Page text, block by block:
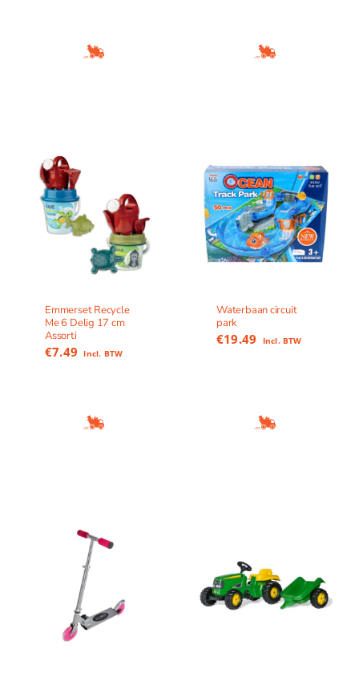
Emmerset Recycle
Me 6 Delig 17 cm
Assorti
€7.49 Incl. BTW
Waterbaan circuit
park
€19.49 Incl. BTW